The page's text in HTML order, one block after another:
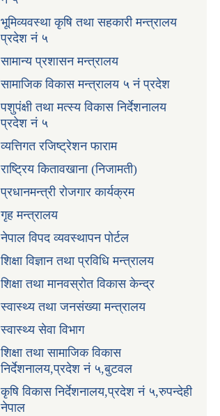
भूमिव्यवस्था कृषि तथा सहकारी मन्त्रालय
प्रदेश नं ५
सामान्य प्रशासन मन्त्रालय
सामाजिक विकास मन्त्रालय ५ नं प्रदेश
पशुपंक्षी तथा मत्स्य विकास निर्देशनालय
प्रदेश नं ५
व्यत्तिगत रजिष्ट्रेशन फाराम
राष्ट्रिय कितावखाना (निजामती)
प्रधानमन्त्री रोजगार कार्यक्रम
गृह मन्त्रालय
नेपाल विपद व्यवस्थापन पोर्टल
शिक्षा विज्ञान तथा प्रविधि मन्त्रालय
शिक्षा तथा मानवस्रोत विकास केन्द्र
स्वास्थ्य तथा जनसंख्या मन्त्रालय
स्वास्थ्य सेवा विभाग
शिक्षा तथा सामाजिक विकास
निर्देशनालय,प्रदेश नं ५,बुटवल
कृषि विकास निर्देशनालय,प्रदेश नं ५,रुपन्देही
नेपाल